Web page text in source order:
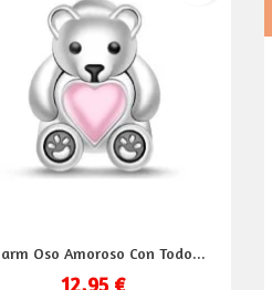
Vista rápida
Oso Amoroso Con Todo...
12,95 €